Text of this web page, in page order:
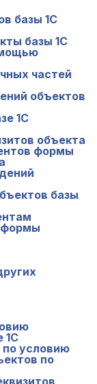
базы 1С
базы 1С
частей
объектов
1С
объекта
формы
базы
формы
1С
по условию
по